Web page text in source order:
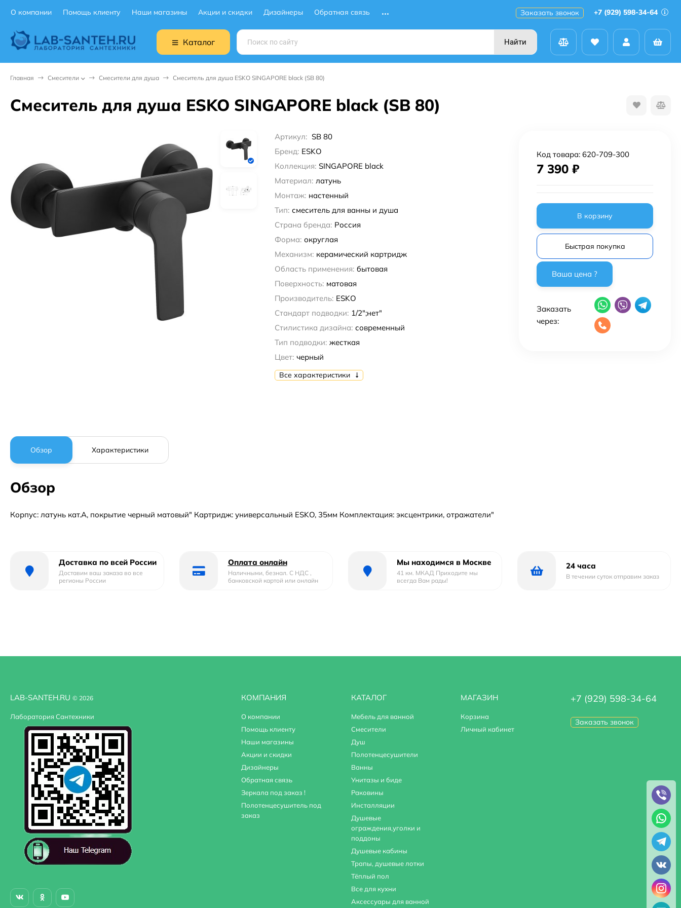
О компании Помощь клиенту Наши магазины Акции и скидки Дизайнеры Обратная связь Заказать звонок +7 (929) 598-34-64
Каталог Найти
Главная Смесители Смесители для душа Смеситель для душа ESKO SINGAPORE black (SB 80)
Смеситель для душа ESKO SINGAPORE black (SB 80)
Артикул: SB 80
Бренд: ESKO
Коллекция: SINGAPORE black
Материал: латунь
Монтаж: настенный
Тип: смеситель для ванны и душа
Страна бренда: Россия
Форма: округлая
Механизм: керамический картридж
Область применения: бытовая
Поверхность: матовая
Производитель: ESKO
Стандарт подводки: 1/2";нет"
Стилистика дизайна: современный
Тип подводки: жесткая
Цвет: черный
Все характеристики
Код товара: 620-709-300
7 390 ₽
В корзину
Быстрая покупка
Заказать
через:
Обзор Характеристики
Обзор
Корпус: латунь кат.A, покрытие черный матовый" Картридж: универсальный ESKO, 35мм Комплектация: эксцентрики, отражатели"
Доставка по всей России
Доставим ваш заказа во все
регионы России
Оплата онлайн
Наличными, безнал. С НДС ,
банковской картой или онлайн
Мы находимся в Москве
41 км. МКАД Приходите мы
всегда Вам рады!
24 часа
В течении суток отправим заказ
LAB-SANTEH.RU © 2026
Лаборатория Сантехники
КОМПАНИЯ
О компании
Помощь клиенту
Наши магазины
Акции и скидки
Дизайнеры
Обратная связь
Зеркала под заказ !
Полотенцесушитель под
заказ
КАТАЛОГ
Мебель для ванной
Смесители
Душ
Полотенцесушители
Ванны
Унитазы и биде
Раковины
Инсталляции
Душевые
ограждения,уголки и
поддоны
Душевые кабины
Трапы, душевые лотки
Тёплый пол
Все для кухни
Аксессуары для ванной
МАГАЗИН
Корзина
Личный кабинет
+7 (929) 598-34-64
Заказать звонок